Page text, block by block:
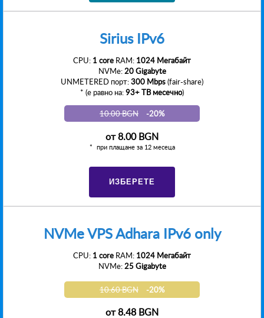
Sirius IPv6
CPU: 1 core RAM: 1024 Мегабайт
NVMe:20 Gigabyte
UNMETERED порт:300 Mbps(fair-share)
* (е равно на:93+ TB месечно)
10.00 BGN
-20%
от8.00 BGN
при плащане за 12 месеца
ИЗБЕРЕТЕ
NVMe VPS Adhara IPv6 only
CPU: 1 core RAM: 1024 Мегабайт
NVMe:25 Gigabyte
10.60 BGN -20%
от8.48 BGN